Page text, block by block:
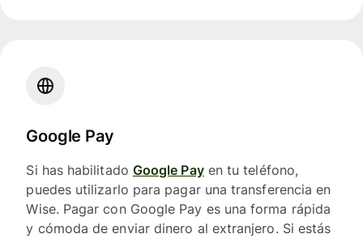
Google Pay
Si has habilitado Google Payen tu teléfono,
puedes utilizarlo para pagar una transferencia en
Wise. Pagar con Google Pay es una forma rápida
y cómoda de enviar dinero al extranjero. Si estás